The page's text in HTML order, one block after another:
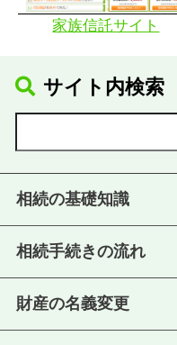
家族信託サイト
サイト内検索
相続の基礎知識
相続手続きの流れ
財産の名義変更